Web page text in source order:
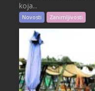
koja...
Novosti Zanimljivosti